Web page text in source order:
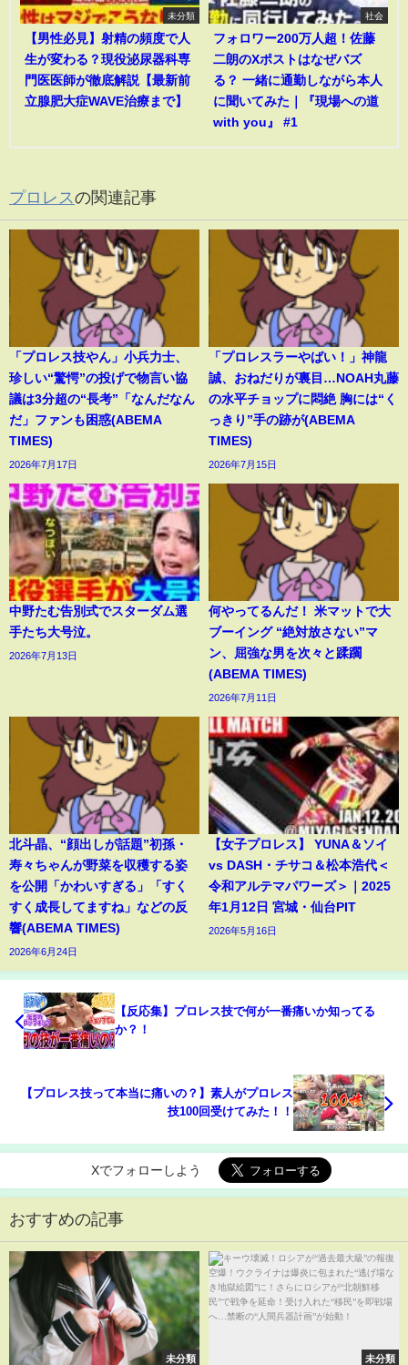
未分類
【男性必見】射精の頻度で人
生が変わる？現役泌尿器科専
門医医師が徹底解説【最新前
立腺肥大症WAVE治療まで】
社会
フォロワー200万人超！佐藤
二朗のXポストはなぜバズ
る？ 一緒に通勤しながら本人
に聞いてみた｜『現場への道
with you』 #1
プロレスの関連記事
「プロレス技やん」小兵力士、
珍しい“驚愕”の投げで物言い協
議は3分超の“長考”「なんだなん
だ」ファンも困惑(ABEMA
TIMES)
2026年7月17日
「プロレスラーやばい！」神龍
誠、おねだりが裏目…NOAH丸藤
の水平チョップに悶絶 胸には“く
っきり”手の跡が(ABEMA
TIMES)
2026年7月15日
中野たむ告別式でスターダム選
手たち大号泣。
2026年7月13日
何やってるんだ！ 米マットで大
ブーイング “絶対放さない”マ
ン、屈強な男を次々と蹂躙
(ABEMA TIMES)
2026年7月11日
北斗晶、“顔出しが話題”初孫・
寿々ちゃんが野菜を収穫する姿
を公開「かわいすぎる」「すく
すく成長してますね」などの反
響(ABEMA TIMES)
2026年6月24日
【女子プロレス】 YUNA＆ソイ
vs DASH・チサコ＆松本浩代＜
令和アルテマパワーズ＞｜2025
年1月12日 宮城・仙台PIT
2026年5月16日
【反応集】プロレス技で何が一番痛いか知ってる
か？！
【プロレス技って本当に痛いの？】素人がプロレス
技100回受けてみた！！
Xでフォローしよう
おすすめの記事
未分類 未分類